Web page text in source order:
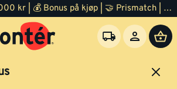
🚚 Fri frakt over 20 000 kr | 💰 Bonus på kjøp | 🤝 Prismatch | ⭐ 100% fornøyd garanti | 🏪 140 byggevarehus